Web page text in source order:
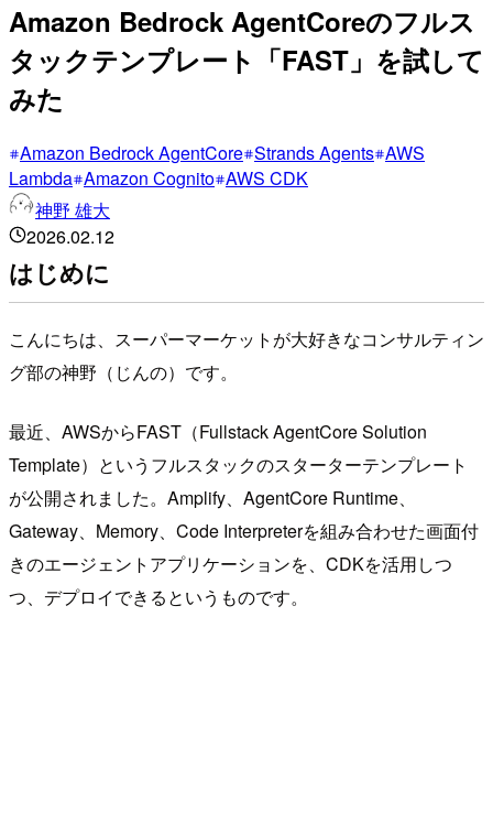
Amazon Bedrock AgentCoreのフルス
タックテンプレート「FAST」を試して
みた
Amazon Bedrock AgentCore Strands Agents AWS
Lambda Amazon Cognito AWS CDK
神野 雄大
2026.02.12
はじめに
こんにちは、スーパーマーケットが大好きなコンサルティン
グ部の神野（じんの）です。
最近、AWSからFAST（Fullstack AgentCore Solution
Template）というフルスタックのスターターテンプレート
が公開されました。Amplify、AgentCore Runtime、
Gateway、Memory、Code Interpreterを組み合わせた画面付
きのエージェントアプリケーションを、CDKを活用しつ
つ、デプロイできるというものです。